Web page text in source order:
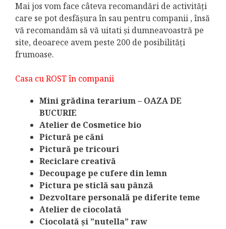
Mai jos vom face câteva recomandări de activități
care se pot desfășura în sau pentru companii , însă
vă recomandăm să vă uitati și dumneavoastră pe
site, deoarece avem peste 200 de posibilități
frumoase.
Casa cu ROST în companii
Mini grădina terarium – OAZA DE
BUCURIE
Atelier de Cosmetice bio
Pictură pe căni
Pictură pe tricouri
Reciclare creativă
Decoupage pe cufere din lemn
Pictura pe sticlă sau pânză
Dezvoltare personală pe diferite teme
Atelier de ciocolată
Ciocolată și ”nutella” raw